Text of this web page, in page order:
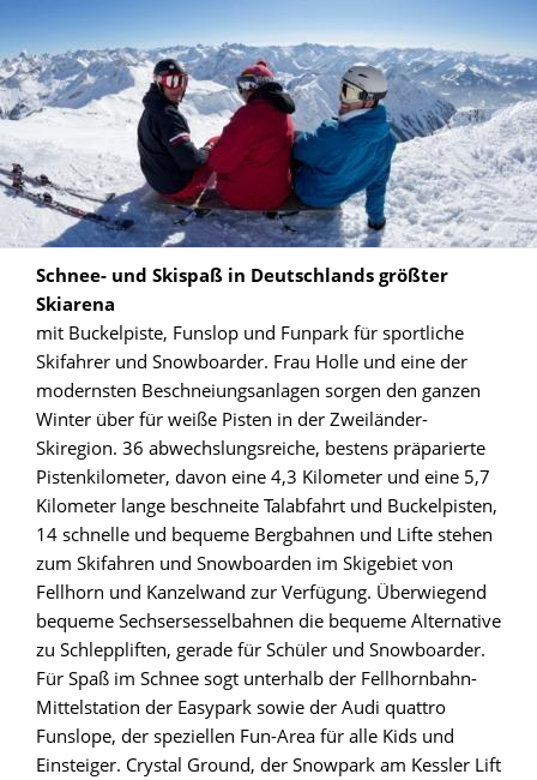
Schnee- und Skispaß in Deutschlands größter
Skiarena
mit Buckelpiste, Funslop und Funpark für sportliche
Skifahrer und Snowboarder. Frau Holle und eine der
modernsten Beschneiungsanlagen sorgen den ganzen
Winter über für weiße Pisten in der Zweiländer-
Skiregion. 36 abwechslungsreiche, bestens präparierte
Pistenkilometer, davon eine 4,3 Kilometer und eine 5,7
Kilometer lange beschneite Talabfahrt und Buckelpisten,
14 schnelle und bequeme Bergbahnen und Lifte stehen
zum Skifahren und Snowboarden im Skigebiet von
Fellhorn und Kanzelwand zur Verfügung. Überwiegend
bequeme Sechsersesselbahnen die bequeme Alternative
zu Schleppliften, gerade für Schüler und Snowboarder.
Für Spaß im Schnee sogt unterhalb der Fellhornbahn-
Mittelstation der Easypark sowie der Audi quattro
Funslope, der speziellen Fun-Area für alle Kids und
Einsteiger. Crystal Ground, der Snowpark am Kessler Lift